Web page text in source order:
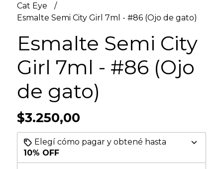
Cat Eye
Esmalte Semi City Girl 7ml - #86 (Ojo de gato)
Esmalte Semi City
Girl 7ml - #86 (Ojo
de gato)
$3.250,00
Elegí cómo pagar y obtené hasta
10% OFF